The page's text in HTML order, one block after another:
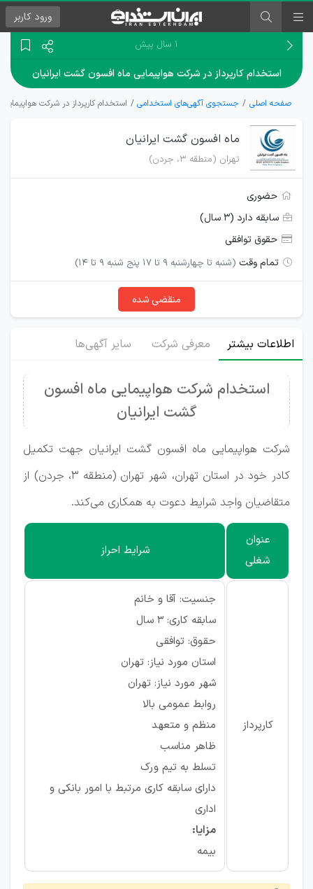
ورود کاربر
۱ سال پیش
استخدام کارپرداز در شرکت هواپیمایی ماه افسون گشت ایرانیان
صفحه اصلی جستجوی آگهی‌های استخدامی استخدام کارپرداز در شرکت
ماه افسون گشت ایرانیان
تهران (منطقه ۳، جردن)
حضوری
سابقه دارد (۳ سال)
حقوق توافقی
تمام وقت (شنبه تا چهارشنبه 9 تا 17 پنج شنبه 9 تا 14)
منقضی شده
اطلاعات بیشتر معرفی شرکت سایر آگهی‌ها
استخدام شرکت هواپیمایی ماه افسون
گشت ایرانیان
شرکت هواپیمایی ماه افسون گشت ایرانیان جهت تکمیل
کادر خود در استان تهران، شهر تهران (منطقه ۳، جردن) از
متقاضیان واجد شرایط دعوت به همکاری می‌کند.
عنوان
شغلی
شرایط احراز
کارپرداز
جنسیت: آقا و خانم
سابقه کاری: ۳ سال
حقوق: توافقی
استان مورد نیاز: تهران
شهر مورد نیاز: تهران
روابط عمومی بالا
منظم و متعهد
ظاهر مناسب
تسلط به تیم ورک
دارای سابقه کاری مرتبط با امور بانکی و
اداری
مزایا:
بیمه